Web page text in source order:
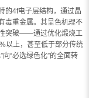
的4f电子层结构，通过晶
毒重金属。其呈色机理不
突破——通过优化煅烧工
以上，甚至低于部分传统
“必选绿色化”的全面转